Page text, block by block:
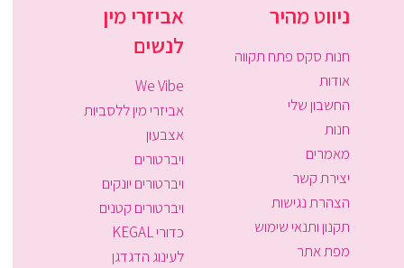
ניווט מהיר
חנות סקס פתח תקווה
אודות
החשבון שלי
חנות
מאמרים
יצירת קשר
הצהרת נגישות
תקנון ותנאי שימוש
מפת אתר
אביזרי מין
לנשים
We Vibe
אביזרי מין ללסביות
אצבעון
ויברטורים
ויברטורים יונקים
ויברטורים קטנים
כדורי KEGAL
לעינוג הדגדגן